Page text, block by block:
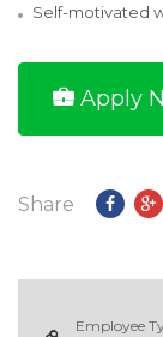
Self-motivated
Apply
Share
Employee